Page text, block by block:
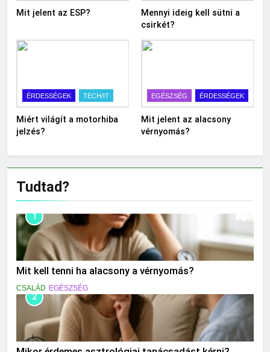
Mit jelent az ESP?
Mennyi ideig kell sütni a
csirkét?
ÉRDESSÉGEK TECH/IT
Miért világít a motorhiba
jelzés?
EGÉSZSÉG ÉRDESSÉGEK
Mit jelent az alacsony
vérnyomás?
Tudtad?
1
Mit kell tenni ha alacsony a vérnyomás?
CSALÁD EGÉSZSÉG
2